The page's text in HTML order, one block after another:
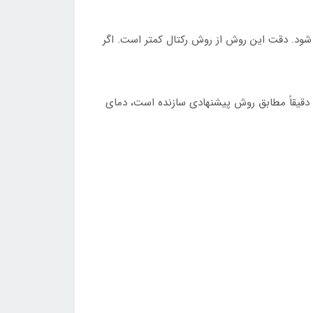
شود. دقت این روش از روش رکتال کمتر است. اگر
مطابق روش پیشنهادی سازنده است، دمای